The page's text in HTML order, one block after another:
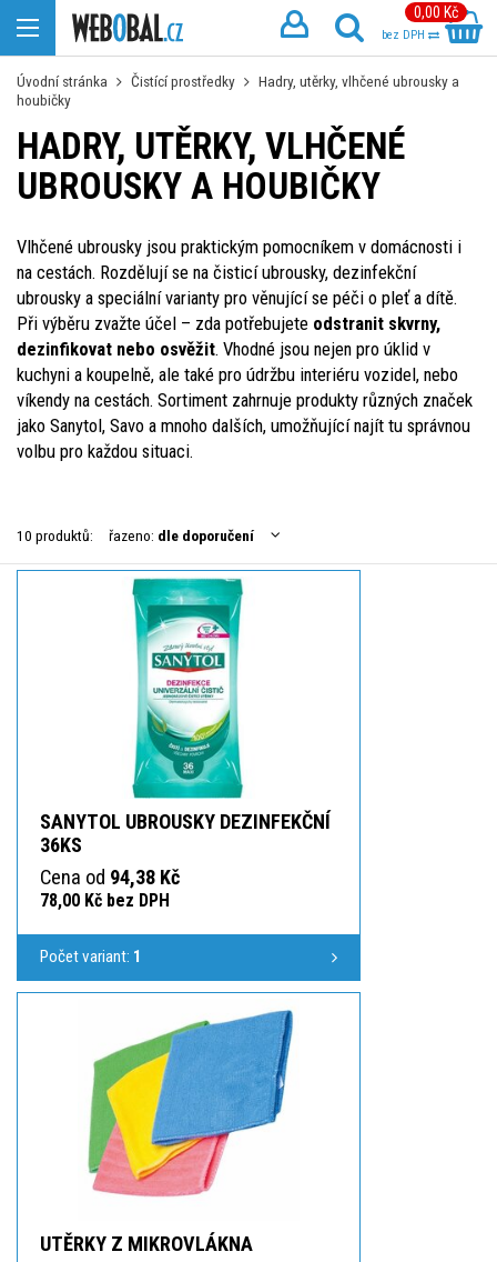
0,00 Kč
bez DPH
Úvodní stránka Čistící prostředky
Hadry, utěrky, vlhčené ubrousky a
houbičky
HADRY, UTĚRKY, VLHČENÉ
UBROUSKY A HOUBIČKY
Vlhčené ubrousky jsou praktickým pomocníkem v domácnosti i
na cestách. Rozdělují se na čisticí ubrousky, dezinfekční
ubrousky a speciální varianty pro věnující se péči o pleť a dítě.
Při výběru zvažte účel – zda potřebujete odstranit skvrny,
dezinfikovat nebo osvěžit. Vhodné jsou nejen pro úklid v
kuchyni a koupelně, ale také pro údržbu interiéru vozidel, nebo
víkendy na cestách. Sortiment zahrnuje produkty různých značek
jako Sanytol, Savo a mnoho dalších, umožňující najít tu správnou
volbu pro každou situaci.
10 produktů: řazeno: dle doporučení
SANYTOL UBROUSKY DEZINFEKČNÍ
36KS
Cena od 94,38 Kč
78,00 Kč bez DPH
Počet variant: 1
UTĚRKY Z MIKROVLÁKNA